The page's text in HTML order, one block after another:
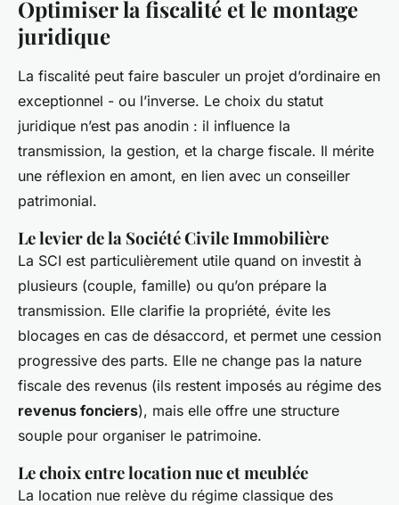
Optimiser la fiscalité et le montage
juridique
La fiscalité peut faire basculer un projet d’ordinaire en
exceptionnel - ou l’inverse. Le choix du statut
juridique n’est pas anodin : il influence la
transmission, la gestion, et la charge fiscale. Il mérite
une réflexion en amont, en lien avec un conseiller
patrimonial.
Le levier de la Société Civile Immobilière
La SCI est particulièrement utile quand on investit à
plusieurs (couple, famille) ou qu’on prépare la
transmission. Elle clarifie la propriété, évite les
blocages en cas de désaccord, et permet une cession
progressive des parts. Elle ne change pas la nature
fiscale des revenus (ils restent imposés au régime des
revenus fonciers), mais elle offre une structure
souple pour organiser le patrimoine.
Le choix entre location nue et meublée
La location nue relève du régime classique des